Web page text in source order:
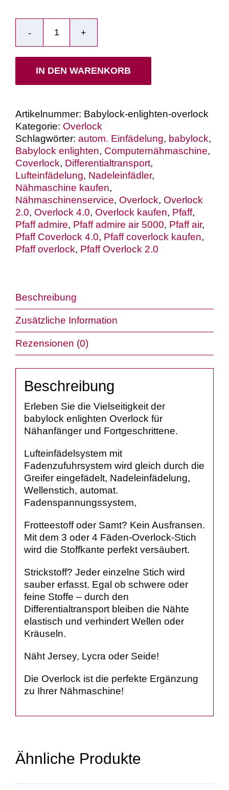
babylock
enlighten
Menge
IN DEN WARENKORB
Artikelnummer: Babylock-enlighten-overlock
Kategorie: Overlock
Schlagwörter: autom. Einfädelung, babylock,
Babylock enlighten, Computernähmaschine,
Coverlock, Differentialtransport,
Lufteinfädelung, Nadeleinfädler,
Nähmaschine kaufen,
Nähmaschinenservice, Overlock, Overlock
2.0, Overlock 4.0, Overlock kaufen, Pfaff,
Pfaff admire, Pfaff admire air 5000, Pfaff air,
Pfaff Coverlock 4.0, Pfaff coverlock kaufen,
Pfaff overlock, Pfaff Overlock 2.0
Beschreibung
Zusätzliche Information
Rezensionen (0)
Beschreibung
Erleben Sie die Vielseitigkeit der
babylock enlighten Overlock für
Nähanfänger und Fortgeschrittene.
Lufteinfädelsystem mit
Fadenzufuhrsystem wird gleich durch die
Greifer eingefädelt, Nadeleinfädelung,
Wellenstich, automat.
Fadenspannungssystem,
Frotteestoff oder Samt? Kein Ausfransen.
Mit dem 3 oder 4 Fäden-Overlock-Stich
wird die Stoffkante perfekt versäubert.
Strickstoff? Jeder einzelne Stich wird
sauber erfasst. Egal ob schwere oder
feine Stoffe – durch den
Differentialtransport bleiben die Nähte
elastisch und verhindert Wellen oder
Kräuseln.
Näht Jersey, Lycra oder Seide!
Die Overlock ist die perfekte Ergänzung
zu Ihrer Nähmaschine!
Ähnliche Produkte